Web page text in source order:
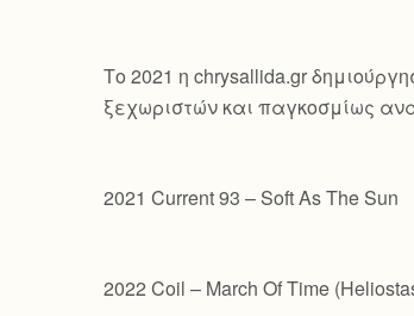
Το 2021 η chrysallida.gr
ξεχωριστών και παγκοσμίως
2021 Current 93 – Soft As The Sun
2022 Coil – March Of Time